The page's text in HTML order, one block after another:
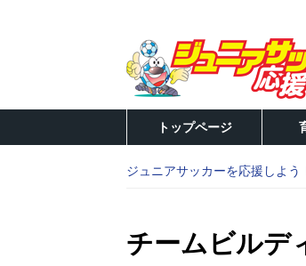
トップページ
ジュニアサッカーを応援しよう
チームビルデ